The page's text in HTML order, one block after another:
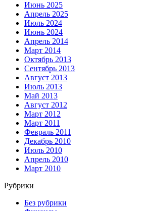
Июнь 2025
Апрель 2025
Июль 2024
Июнь 2024
Апрель 2014
Март 2014
Октябрь 2013
Сентябрь 2013
Август 2013
Июль 2013
Май 2013
Август 2012
Март 2012
Март 2011
Февраль 2011
Декабрь 2010
Июль 2010
Апрель 2010
Март 2010
Рубрики
Без рубрики